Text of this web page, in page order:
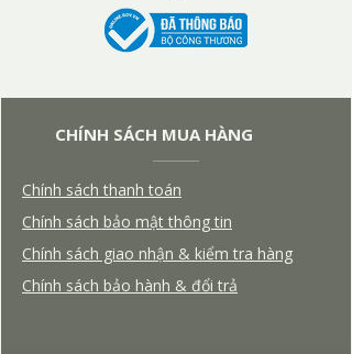
CHÍNH SÁCH MUA HÀNG
Chính sách thanh toán
Chính sách bảo mật thông tin
Chính sách giao nhận & kiểm tra hàng
Chính sách bảo hành & đổi trả